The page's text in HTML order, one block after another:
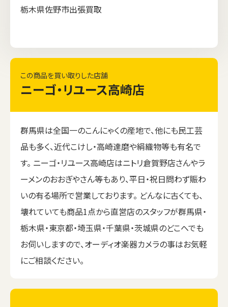
栃木県佐野市出張買取
この商品を買い取りした店舗
ニーゴ・リユース高崎店
群馬県は全国一のこんにゃくの産地で、他にも民工芸
品も多く、近代こけし・高崎達磨や絹織物等も有名で
す。 ニーゴ・リユース高崎店はニトリ倉賀野店さんやラ
ーメンのおおぎやさん等もあり、平日・祝日問わず賑わ
いの有る場所で営業しております。 どんなに古くても、
壊れていても商品1点から直営店のスタッフが群馬県・
栃木県・東京都・埼玉県・千葉県・茨城県のどこへでも
お伺いしますので、オーディオ楽器カメラの事はお気軽
にご相談ください。